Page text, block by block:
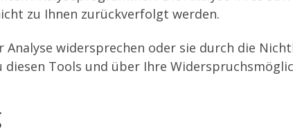
zu Ihnen zurückverfolgt werden.
Analyse widersprechen oder sie durch die
Tools und über Ihre